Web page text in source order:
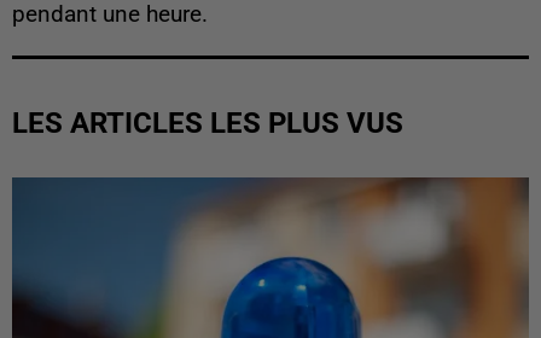
pendant une heure.
LES ARTICLES LES PLUS VUS